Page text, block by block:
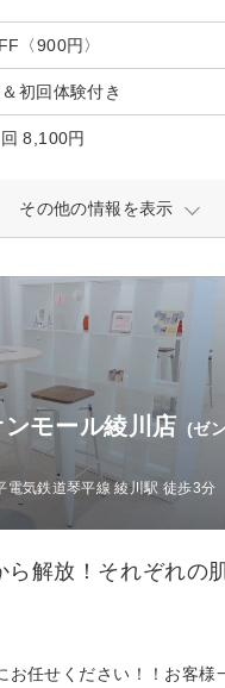
〈900円〉
初回体験付き
8,100円
その他の情報を表示
モール綾川店 (ゼ
電気鉄道琴平線 綾川駅 徒歩3分
ら解放！それぞれの
お任せください！！お客